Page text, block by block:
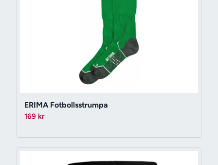
ERIMA Fotbollsstrumpa
169 kr